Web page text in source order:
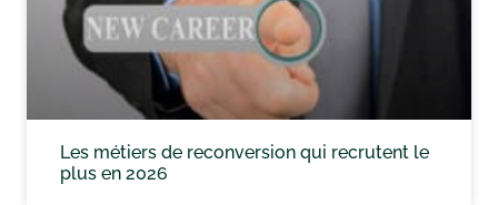
Les métiers de reconversion qui recrutent le
plus en 2026